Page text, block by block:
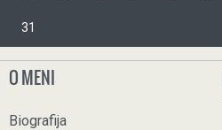
31
O MENI
Biografija